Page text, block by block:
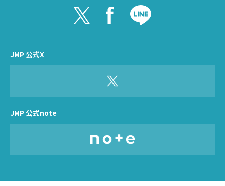
JMP 公式X
JMP 公式note